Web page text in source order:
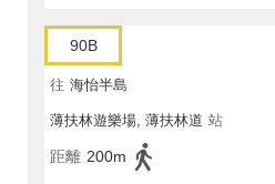
90B
往 海怡半島
薄扶林遊樂場, 薄扶林道 站
距離 200m